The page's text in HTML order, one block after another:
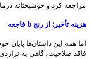
مراجعه کرد و خوشبختانه
هزینه تأخیر؛ از رنج تا فاجعه
اما همه این داستان‌ها پایان
فاقد صلاحیت، گاهی به